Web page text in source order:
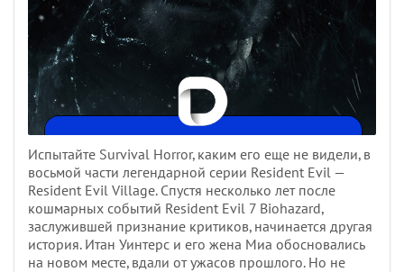
Испытайте Survival Horror, каким его еще не видели, в
восьмой части легендарной серии Resident Evil —
Resident Evil Village. Спустя несколько лет после
кошмарных событий Resident Evil 7 Biohazard,
заслужившей признание критиков, начинается другая
история. Итан Уинтерс и его жена Миа обосновались
на новом месте, вдали от ужасов прошлого. Но не